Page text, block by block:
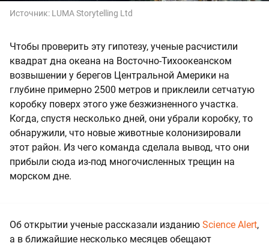
Источник: LUMA Storytelling Ltd
Чтобы проверить эту гипотезу, ученые расчистили
квадрат дна океана на Восточно-Тихоокеанском
возвышении у берегов Центральной Америки на
глубине примерно 2500 метров и приклеили сетчатую
коробку поверх этого уже безжизненного участка.
Когда, спустя несколько дней, они убрали коробку, то
обнаружили, что новые животные колонизировали
этот район. Из чего команда сделала вывод, что они
прибыли сюда из-под многочисленных трещин на
морском дне.
Об открытии ученые рассказали изданию Science Alert,
а в ближайшие несколько месяцев обещают